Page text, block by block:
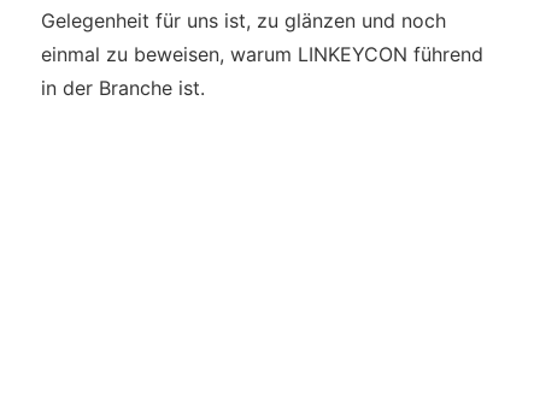
Gelegenheit für uns ist, zu glänzen und noch
einmal zu beweisen, warum LINKEYCON führend
in der Branche ist.